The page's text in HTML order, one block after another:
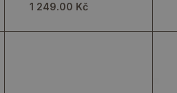
1 249.00 Kč